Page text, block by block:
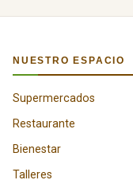
NUESTRO ESPACIO
Supermercados
Restaurante
Bienestar
Talleres